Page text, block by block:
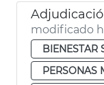
modificado
BIENESTAR
PERSONAS